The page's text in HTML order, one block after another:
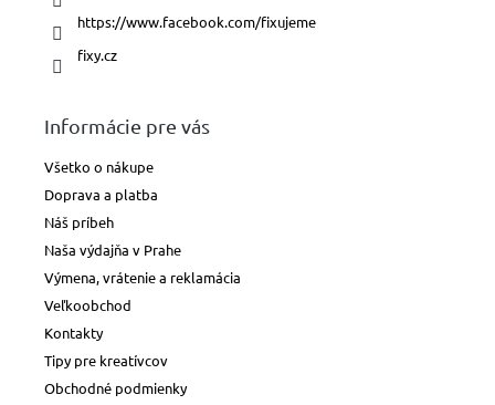
https://www.facebook.com/fixujeme
fixy.cz
Informácie pre vás
Všetko o nákupe
Doprava a platba
Náš príbeh
Naša výdajňa v Prahe
Výmena, vrátenie a reklamácia
Veľkoobchod
Kontakty
Tipy pre kreatívcov
Obchodné podmienky